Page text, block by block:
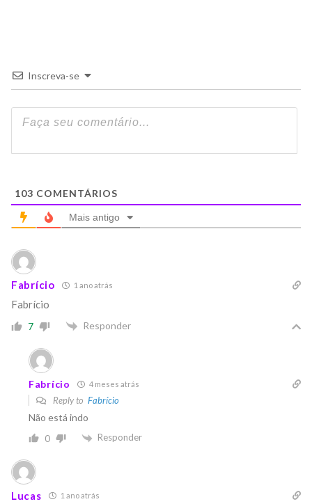
Inscreva-se
103 COMENTÁRIOS
Mais antigo
Fabrício 1 ano atrás
Fabrício
7 Responder
Fabrício 4 meses atrás
Reply to Fabrício
Não está indo
0 Responder
Lucas 1 ano atrás